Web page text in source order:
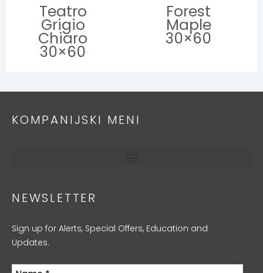
Teatro
Grigio
Chiaro
30×60
Forest
Maple
30×60
KOMPANIJSKI MENI
NEWSLETTER
Sign up for Alerts, Special Offers, Education and
Updates.